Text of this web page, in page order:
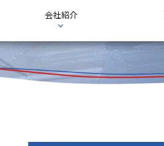
会社紹介